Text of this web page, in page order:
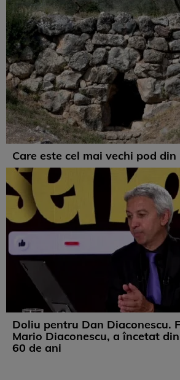
Care este cel mai vechi pod din
Doliu pentru Dan Diaconescu.
Mario Diaconescu, a încetat
60 de ani